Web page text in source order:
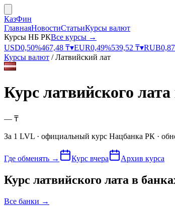
КазФин
ГлавнаяНовостиСтатьиКурсы валют
Курсы НБ РКВсе курсы →
USD0,50%467,48 ₸▾EUR0,49%539,52 ₸▾RUB0,87
Курсы валют /Латвийский лат
Курс латвийского лата
— ₸
За 1 LVL · официальный курс Нацбанка РК ·
Где обменять → Курс вчера Архив курса
Курс латвийского лата в
Все банки →